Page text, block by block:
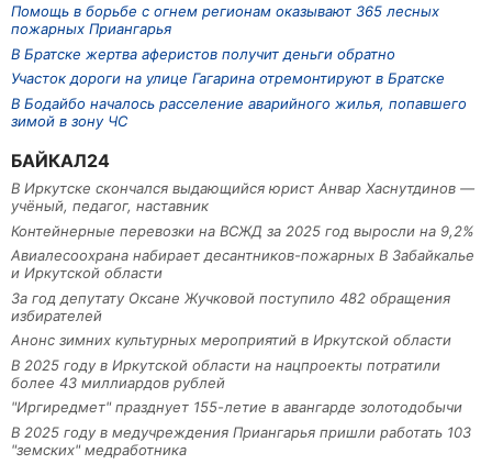
Помощь в борьбе с огнем регионам оказывают 365 лесных
пожарных Приангарья
В Братске жертва аферистов получит деньги обратно
Участок дороги на улице Гагарина отремонтируют в Братске
В Бодайбо началось расселение аварийного жилья, попавшего
зимой в зону ЧС
БАЙКАЛ24
В Иркутске скончался выдающийся юрист Анвар Хаснутдинов —
учёный, педагог, наставник
Контейнерные перевозки на ВСЖД за 2025 год выросли на 9,2%
Авиалесоохрана набирает десантников-пожарных В Забайкалье
и Иркутской области
За год депутату Оксане Жучковой поступило 482 обращения
избирателей
Анонс зимних культурных мероприятий в Иркутской области
В 2025 году в Иркутской области на нацпроекты потратили
более 43 миллиардов рублей
"Иргиредмет" празднует 155-летие в авангарде золотодобычи
В 2025 году в медучреждения Приангарья пришли работать 103
"земских" медработника